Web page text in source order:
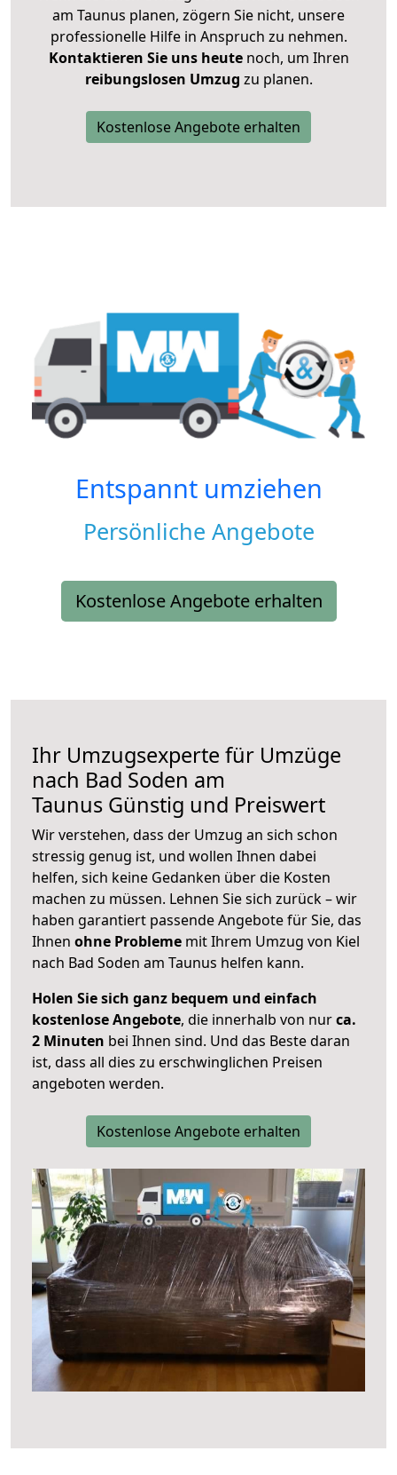
am Taunus planen, zögern Sie nicht, unsere
professionelle Hilfe in Anspruch zu nehmen.
Kontaktieren Sie uns heutenoch, um Ihren
reibungslosen Umzug zu planen.
Kostenlose Angebote erhalten
Entspannt umziehen
Persönliche Angebote
Kostenlose Angebote erhalten
Ihr Umzugsexperte für Umzüge
nach Bad Soden am
Taunus Günstig und Preiswert
Wir verstehen, dass der Umzug an sich schon
stressig genug ist, und wollen Ihnen dabei
helfen, sich keine Gedanken über die Kosten
machen zu müssen. Lehnen Sie sich zurück – wir
haben garantiert passende Angebote für Sie, das
Ihnen ohne Probleme mit Ihrem Umzug von Kiel
nach Bad Soden am Taunus helfen kann.
Holen Sie sich ganz bequem und einfach
kostenlose Angebote, die innerhalb von nurca.
2 Minuten bei Ihnen sind. Und das Beste daran
ist, dass all dies zu erschwinglichen Preisen
angeboten werden.
Kostenlose Angebote erhalten